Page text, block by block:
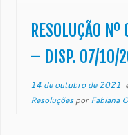
Santo e dá outras
Desembargador
GONÇALVES
Presidente do E.
do Estado do
RESOLUÇÃO
– DISP. 07/10/
14 de outubro de 2021
ResoluçõesporFabiana